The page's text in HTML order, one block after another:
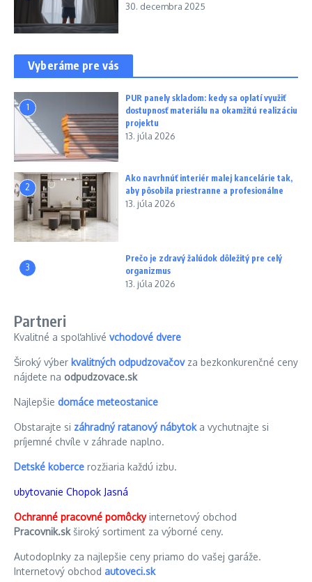
30. decembra 2025
Vyberáme pre vás
1
PUR panely skladom: kedy sa oplatí využiť
dostupnosť materiálu na okamžitú realizáciu
projektu
13. júla 2026
2
Ako navrhnúť interiér malej kancelárie tak,
aby pôsobila priestranne a profesionálne
13. júla 2026
3
Prečo je zdravý žalúdok dôležitý pre celý
organizmus
13. júla 2026
Partneri
Kvalitné a spoľahlivé vchodové dvere
Široký výber kvalitných odpudzovačovza bezkonkurenčné ceny
nájdete na odpudzovace.sk
Najlepšie domáce meteostanice
Obstarajte si záhradný ratanový nábytoka vychutnajte si
príjemné chvíle v záhrade naplno.
Detské koberce rozžiaria každú izbu.
ubytovanie Chopok Jasná
Ochranné pracovné pomôckyinternetový obchod
Pracovnik.skširoký sortiment za výborné ceny.
Autodoplnky za najlepšie ceny priamo do vašej garáže.
Internetový obchod autoveci.sk